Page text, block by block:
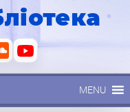
MENU